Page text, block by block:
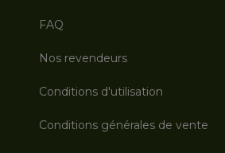
FAQ
Nos revendeurs
Conditions d'utilisation
Conditions générales de vente